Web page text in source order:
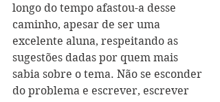
longo do tempo afastou-a desse
caminho, apesar de ser uma
excelente aluna, respeitando as
sugestões dadas por quem mais
sabia sobre o tema. Não se esconder
do problema e escrever, escrever